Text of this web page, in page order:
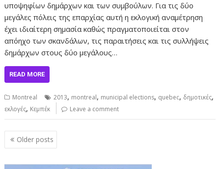
υποψηφίων δημάρχων και των συμβούλων. Για τις δύο
μεγάλες πόλεις της επαρχίας αυτή η εκλογική αναμέτρηση
έχει ιδιαίτερη σημασία καθώς πραγματοποιείται στον
απόηχο των σκανδάλων, τις παραιτήσεις και τις συλλήψεις
δημάρχων στους δύο μεγάλους…
READ MORE
Montreal 2013, montreal, municipal elections, quebec, δημοτικές,
εκλογές, Κεμπέκ Leave a comment
Posts
navigation
Older posts